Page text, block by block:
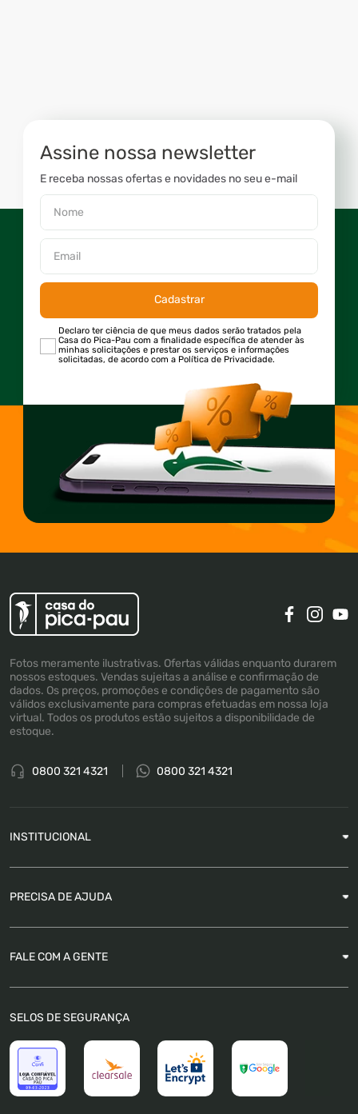
Assine nossa newsletter
E receba nossas ofertas e novidades no seu e-mail
Cadastrar
Declaro ter ciência de que meus dados serão tratados pela
Casa do Pica-Pau com a finalidade específica de atender às
minhas solicitações e prestar os serviços e informações
solicitadas, de acordo com a Política de Privacidade.
Fotos meramente ilustrativas. Ofertas válidas enquanto durarem
nossos estoques. Vendas sujeitas a análise e confirmação de
dados. Os preços, promoções e condições de pagamento são
válidos exclusivamente para compras efetuadas em nossa loja
virtual. Todos os produtos estão sujeitos a disponibilidade de
estoque.
0800 321 4321 0800 321 4321
INSTITUCIONAL
PRECISA DE AJUDA
FAQ
Trocas e Devoluções
Política de Pagamento
Política de Privacidade
FALE COM A GENTE
SELOS DE SEGURANÇA